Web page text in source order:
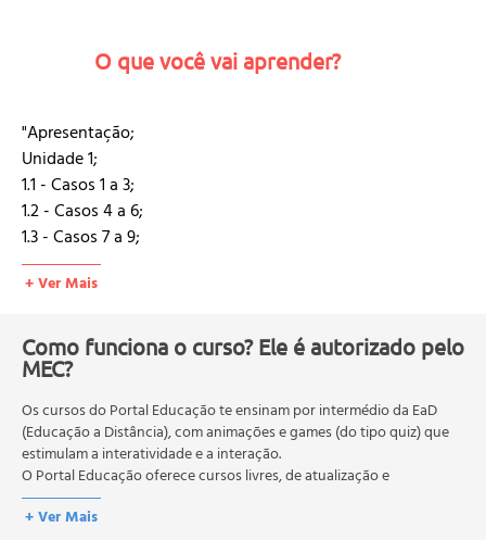
O que você vai aprender?
"Apresentação;
Unidade 1;
1.1 - Casos 1 a 3;
1.2 - Casos 4 a 6;
1.3 - Casos 7 a 9;
Unidade 2;
2.1 - Casos 10 a 12;
2.3 - Casos 16 a 18;
Unidade 3;
3.2 - Casos 22 a 24;
3.3 - Casos 25 a 27;
Unidade 4;
4.1 - Casos 28 a 31;
4.2 - Finalização."
+ Ver Mais
Como funciona o curso? Ele é autorizado pelo
MEC?
Os cursos do Portal Educação te ensinam por intermédio da EaD
(Educação a Distância), com animações e games (do tipo quiz) que
estimulam a interatividade e a interação.
O Portal Educação oferece cursos livres, de atualização e
qualificação profissional. São destinados a proporcionar ao
profissional conhecimentos que permitam o desenvolvimento de
+ Ver Mais